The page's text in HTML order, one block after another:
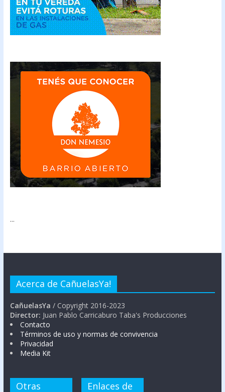
...
Acerca de CañuelasYa!
CañuelasYa / Copyright 2016-2023
Director: Juan Pablo Carricaburo Taba's Producciones
Contacto
Términos de uso y normas de convivencia
Privacidad
Media Kit
Otras
Enlaces de